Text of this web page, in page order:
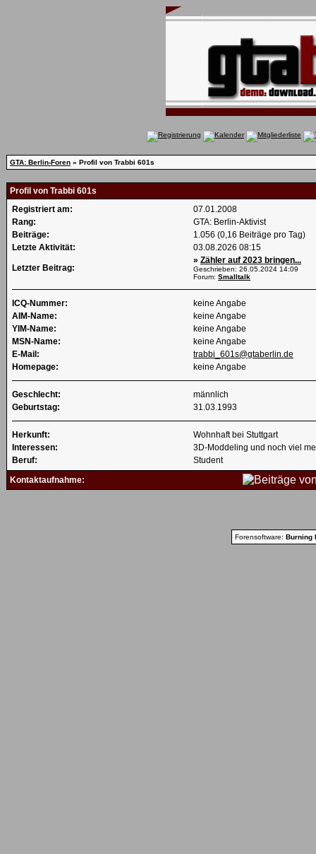
GTA: Berlin-Foren » Profil von Trabbi 601s
Profil von Trabbi 601s
Registriert am:
07.01.2008
Rang:
GTA: Berlin-Aktivist
Beiträge:
1.056 (0,16 Beiträge pro Tag)
Letzte Aktivität:
03.08.2026 08:15
Letzter Beitrag:
» Zähler auf 2023 bringen...
Geschrieben: 26.05.2024 14:09
Forum: Smalltalk
ICQ-Nummer:
keine Angabe
AIM-Name:
keine Angabe
YIM-Name:
keine Angabe
MSN-Name:
keine Angabe
E-Mail:
trabbi_601s@gtaberlin.de
Homepage:
keine Angabe
Geschlecht:
männlich
Geburtstag:
31.03.1993
Herkunft:
Wohnhaft bei Stuttgart
Interessen:
3D-Moddeling und noch viel
Beruf:
Student
Kontaktaufnahme:
Forensoftware: Burning